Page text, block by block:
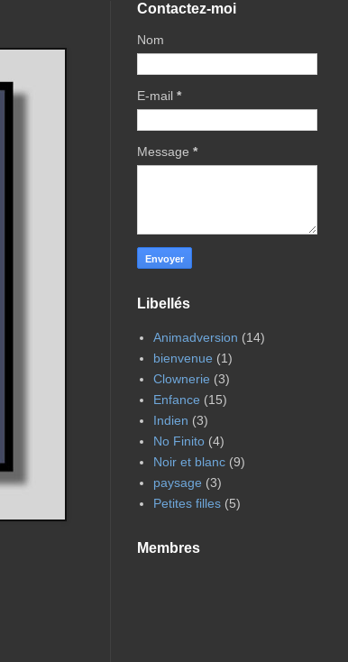
Contactez-moi
Nom
E-mail *
Message *
Libellés
Animadversion (14)
bienvenue (1)
Clownerie (3)
Enfance (15)
Indien (3)
No Finito (4)
Noir et blanc (9)
paysage (3)
Petites filles (5)
Membres